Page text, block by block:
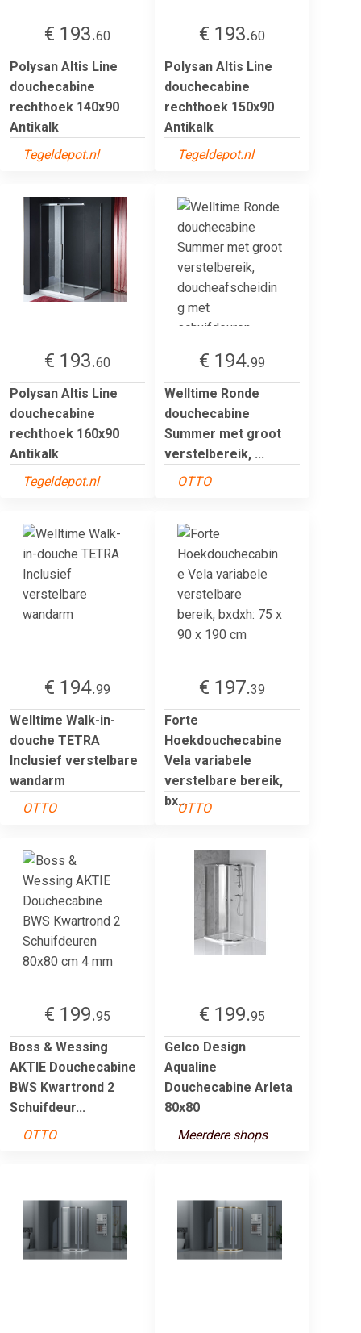
€ 193.60
Polysan Altis Line
douchecabine
rechthoek 140x90
Antikalk
Tegeldepot.nl
€ 193.60
Polysan Altis Line
douchecabine
rechthoek 150x90
Antikalk
Tegeldepot.nl
€ 193.60
Polysan Altis Line
douchecabine
rechthoek 160x90
Antikalk
Tegeldepot.nl
€ 194.99
Welltime Ronde
douchecabine
Summer met groot
verstelbereik, ...
OTTO
€ 194.99
Welltime Walk-in-
douche TETRA
Inclusief verstelbare
wandarm
OTTO
€ 197.39
Forte
Hoekdouchecabine
Vela variabele
verstelbare bereik,
bx...OTTO
€ 199.95
Boss & Wessing
AKTIE Douchecabine
BWS Kwartrond 2
Schuifdeur...
OTTO
€ 199.95
Gelco Design
Aqualine
Douchecabine Arleta
80x80
Meerdere shops